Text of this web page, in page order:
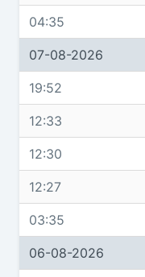
04:35
07-08-2026
19:52
12:33
12:30
12:27
03:35
06-08-2026